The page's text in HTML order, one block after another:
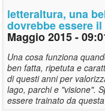
letteraltura, una
dovrebbe essere
Maggio 2015 -
Una cosa funziona
ben fatta, ripetuta e
di questi anni per
lago, parchi e "visione".
essere trainato da